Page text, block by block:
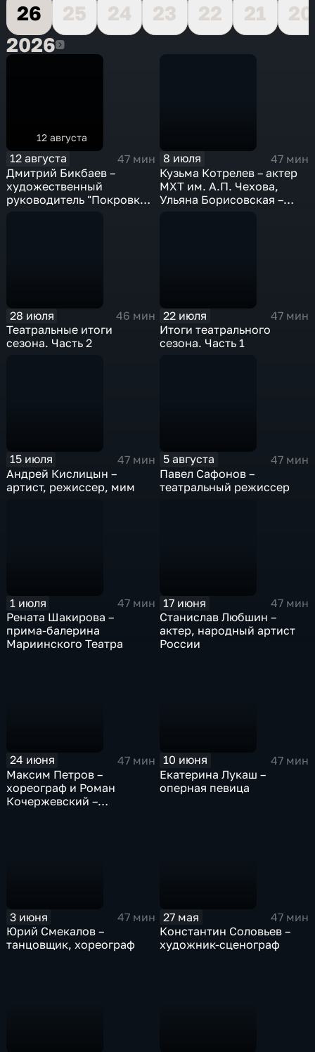
26
25 24 23 22 21
20
20262026
12 августа
12 августа
47 мин
Дмитрий Бикбаев –
художественный
руководитель "Покровка-
8 июля
47 мин
Кузьма Котрелев – актер
МХТ им. А.П. Чехова,
Ульяна Борисовская –
28 июля
46 мин
Театральные итоги
сезона. Часть 2
22 июля
47 мин
Итоги театрального
сезона. Часть 1
15 июля
47 мин
Андрей Кислицын –
артист, режиссер, мим
5 августа
47 мин
Павел Сафонов –
театральный режиссер
1 июля
47 мин
Рената Шакирова –
прима-балерина
Мариинского Театра
17 июня
47 мин
Станислав Любшин –
актер, народный артист
России
24 июня
47 мин
Максим Петров –
хореограф и Роман
Кочержевский –
10 июня
47 мин
Екатерина Лукаш –
оперная певица
3 июня
47 мин
Юрий Смекалов –
танцовщик, хореограф
27 мая
47 мин
Константин Соловьев –
художник-сценограф